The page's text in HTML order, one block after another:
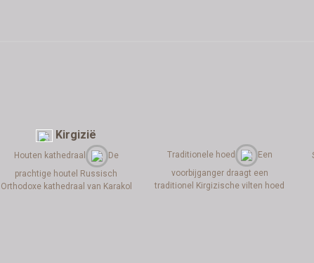
Kirgizië
Houten kathedraal
De
prachtige houtel Russisch
Orthodoxe kathedraal van Karakol
Traditionele hoed
Een
voorbijganger draagt een
traditionel Kirgizische vilten hoed